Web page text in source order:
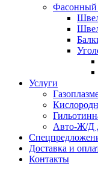
Фасонный
Услуги
Авто-Ж/Д
Доставка и
Контакты